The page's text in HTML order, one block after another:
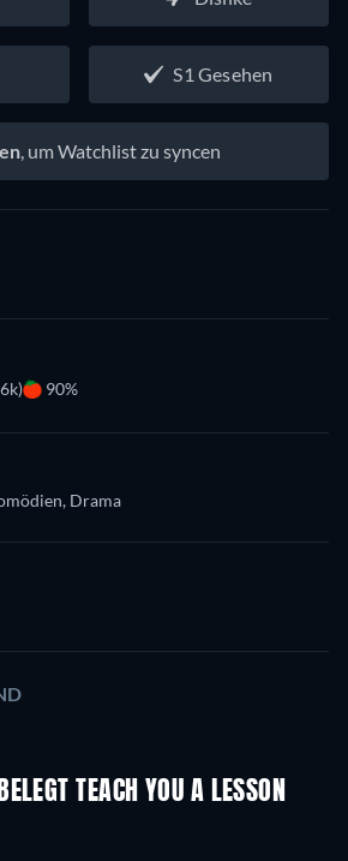
S1 Gesehen
, um Watchlist zu syncen
90%
Drama
TEACH YOU A LESSON